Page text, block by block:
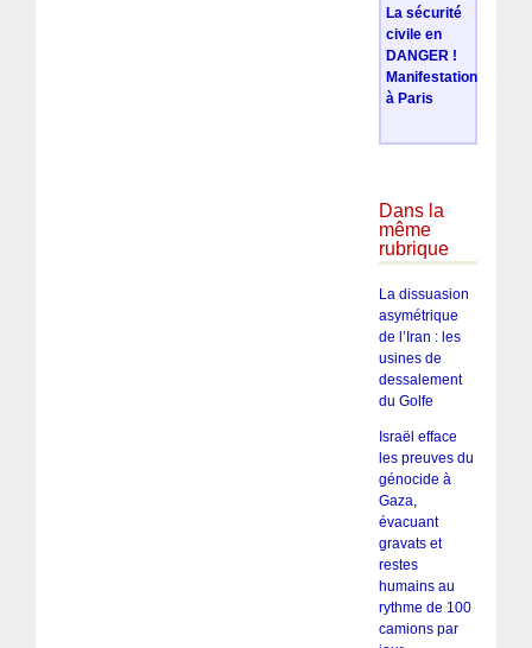
La sécurité
civile en
DANGER !
Manifestation
à Paris
Dans la
même
rubrique
La dissuasion
asymétrique
de l’Iran : les
usines de
dessalement
du Golfe
Israël efface
les preuves du
génocide à
Gaza,
évacuant
gravats et
restes
humains au
rythme de 100
camions par